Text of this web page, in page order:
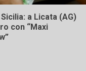
a Licata (AG)
con “Maxi